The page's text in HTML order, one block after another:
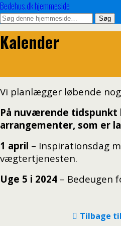
Bedehus.dk hjemmeside
Kalender
Vi planlægger løbende
På nuværende tidspunkt
arrangementer, som er
1 april – Inspirationsdag
vægtertjenesten.
Uge 5 i 2024 – Bedeugen
Tilbage